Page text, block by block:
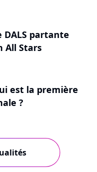
partante
All Stars
est la première
?